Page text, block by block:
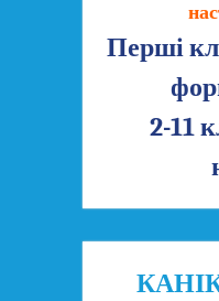
Перші
2-11